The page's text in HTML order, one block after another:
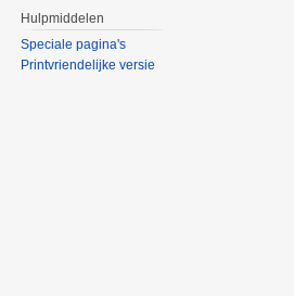
Hulpmiddelen
Speciale pagina's
Printvriendelijke versie